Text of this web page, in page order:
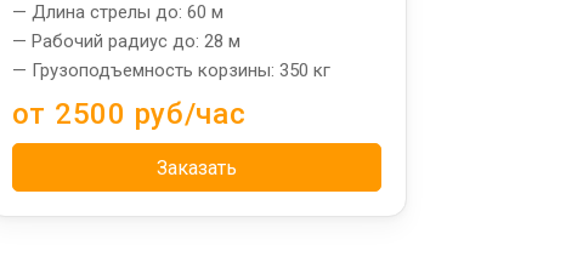
— Длина стрелы до: 60 м
— Рабочий радиус до: 28 м
— Грузоподъемность корзины: 350 кг
от 2500 руб/час
Заказать